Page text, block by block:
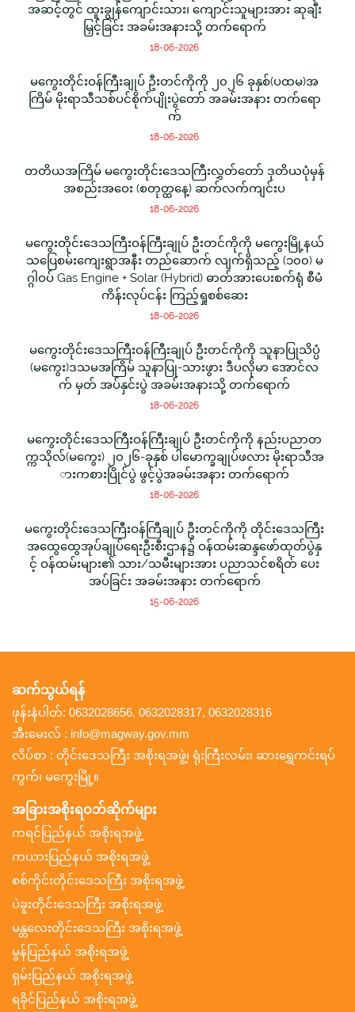
အဆင့်တွင် ထူးချွန်ကျောင်းသား၊ ကျောင်းသူများအား ဆုချီး
မြှင့်ခြင်း အခမ်းအနားသို့ တက်ရောက်
18-06-2026
မကွေးတိုင်းဝန်ကြီးချုပ် ဦးတင်ကိုကို ၂၀၂၆ ခုနှစ်(ပထမ)အ
ကြိမ် မိုးရာသီသစ်ပင်စိုက်ပျိုးပွဲတော် အခမ်းအနား တက်ရော
က်
18-06-2026
တတိယအကြိမ် မကွေးတိုင်းဒေသကြီးလွှတ်တော် ဒုတိယပုံမှန်
အစည်းအဝေး (စတုတ္ထနေ့) ဆက်လက်ကျင်းပ
18-06-2026
မကွေးတိုင်းဒေသကြီးဝန်ကြီးချုပ် ဦးတင်ကိုကို မကွေးမြို့နယ်
သပြေစမ်းကျေးရွာအနီး တည်ဆောက် လျက်ရှိသည့် (၁၀၀) မ
ဂ္ဂါဝပ် Gas Engine + Solar (Hybrid) ဓာတ်အားပေးစက်ရုံ စီမံ
ကိန်းလုပ်ငန်း ကြည့်ရှုစစ်ဆေး
18-06-2026
မကွေးတိုင်းဒေသကြီးဝန်ကြီးချုပ် ဦးတင်ကိုကို သူနာပြုသိပ္ပံ
(မကွေး)ဒသမအကြိမ် သူနာပြု-သားဖွား ဒီပလိုမာ အောင်လ
က် မှတ် အပ်နှင်းပွဲ အခမ်းအနားသို့ တက်ရောက်
18-06-2026
မကွေးတိုင်းဒေသကြီးဝန်ကြီးချုပ် ဦးတင်ကိုကို နည်းပညာတ
က္ကသိုလ်(မကွေး) ၂၀၂၆-ခုနှစ် ပါမောက္ခချုပ်ဖလား မိုးရာသီအ
ားကစားပြိုင်ပွဲ ဖွင့်ပွဲအခမ်းအနား တက်ရောက်
18-06-2026
မကွေးတိုင်းဒေသကြီးဝန်ကြီချုပ် ဦးတင်ကိုကို တိုင်းဒေသကြီး
အထွေထွေအုပ်ချုပ်ရေးဦးစီးဌာန၌ ဝန်ထမ်းဆန္ဒဖော်ထုတ်ပွဲနှ
င့် ဝန်ထမ်းများ၏ သား/သမီးများအား ပညာသင်စရိတ် ပေး
အပ်ခြင်း အခမ်းအနား တက်ရောက်
15-06-2026
ဆက်သွယ်ရန်
ဖုန်းနံပါတ်: 0632028656, 0632028317, 0632028316
အီးမေးလ် : info@magway.gov.mm
လိပ်စာ : တိုင်းဒေသကြီး အစိုးရအဖွဲ့၊ ရုံးကြီးလမ်း၊ ဆားရွှေကင်းရပ်
ကွက်၊ မကွေးမြို့။
အခြားအစိုးရဝဘ်ဆိုက်များ
ကရင်ပြည်နယ် အစိုးရအဖွဲ့
ကယားပြည်နယ် အစိုးရအဖွဲ့
စစ်ကိုင်းတိုင်းဒေသကြီး အစိုးရအဖွဲ့
ပဲခူးတိုင်းဒေသကြီး အစိုးရအဖွဲ့
မန္တလေးတိုင်းဒေသကြီး အစိုးရအဖွဲ့
မွန်ပြည်နယ် အစိုးရအဖွဲ့
ရှမ်းပြည်နယ် အစိုးရအဖွဲ့
ရခိုင်ပြည်နယ် အစိုးရအဖွဲ့